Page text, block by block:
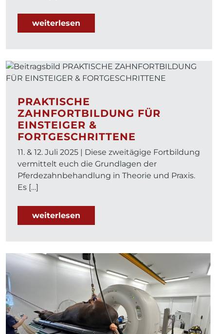
weiterlesen
PRAKTISCHE
ZAHNFORTBILDUNG FÜR
EINSTEIGER &
FORTGESCHRITTENE
11. & 12. Juli 2025 | Diese zweitägige Fortbildung
vermittelt euch die Grundlagen der
Pferdezahnbehandlung in Theorie und Praxis.
Es […]
weiterlesen